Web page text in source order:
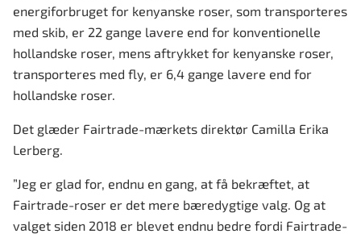
energiforbruget for kenyanske roser, som transporteres
med skib, er 22 gange lavere end for konventionelle
hollandske roser, mens aftrykket for kenyanske roser,
transporteres med fly, er 6,4 gange lavere end for
hollandske roser.
Det glæder Fairtrade-mærkets direktør Camilla Erika
Lerberg.
”Jeg er glad for, endnu en gang, at få bekræftet, at
Fairtrade-roser er det mere bæredygtige valg. Og at
valget siden 2018 er blevet endnu bedre fordi Fairtrade-